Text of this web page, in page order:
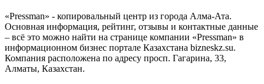
«Pressman» - копировальный центр из города Алма-Ата.
Основная информация, рейтинг, отзывы и контактные данные
– всё это можно найти на странице компании «Pressman» в
информационном бизнес портале Казахстана bizneskz.su.
Компания расположена по адресу просп. Гагарина, 33,
Алматы, Казахстан.